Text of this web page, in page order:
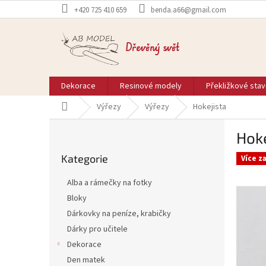
na
+420 725 410 659 benda.a66@gmail.com
Dřevěný svět
Dekorace Resinové modely Překližkové
Domů Výřezy Výřezy Hokejista
kategorie
Kategorie
Alba a rámečky na fotky
Bloky
Dárkovky na peníze, krabičky
Dárky pro učitele
Dekorace
Den matek
Více